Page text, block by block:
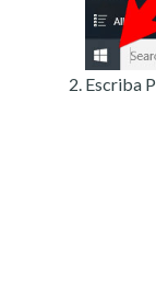
Escriba